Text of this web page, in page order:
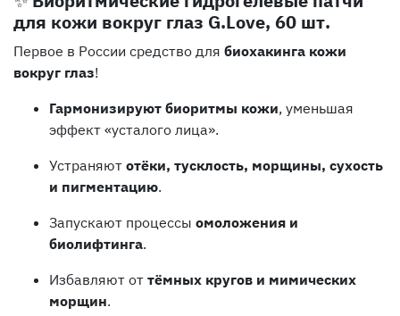
для кожи вокруг глаз G.Love, 60 шт.
Первое в России средство для биохакинга кожи
вокруг глаз!
Гармонизируют биоритмы кожи, уменьшая
эффект «усталого лица».
Устраняют отёки, тусклость, морщины, сухость
и пигментацию.
Запускают процессы омоложения и
биолифтинга.
Избавляют от тёмных кругов и мимических
морщин.